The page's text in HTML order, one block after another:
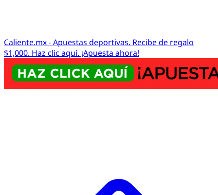
Caliente.mx - Apuestas deportivas. Recibe de regalo
$1,000. Haz clic aquí. ¡Apuesta ahora!